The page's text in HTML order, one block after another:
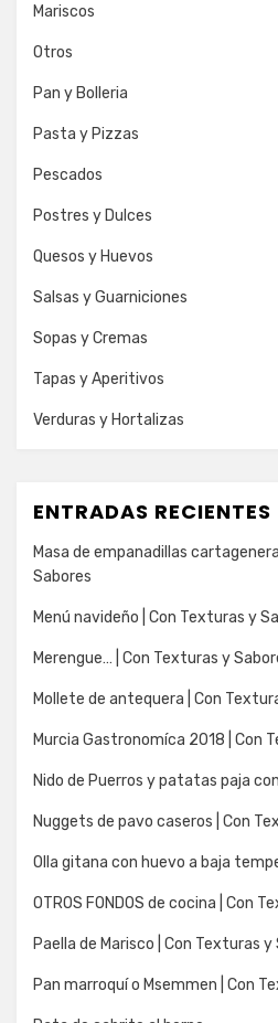
Mariscos
Otros
Pan y Bolleria
Pasta y Pizzas
Pescados
Postres y Dulces
Quesos y Huevos
Salsas y Guarniciones
Sopas y Cremas
Tapas y Aperitivos
Verduras y Hortalizas
ENTRADAS RECIENTES
Masa de empanadillas
Sabores
Menú navideño | Con Texturas y
Merengue… | Con Texturas y
Mollete de antequera | Con
Murcia Gastronomíca 2018 | Con
Nido de Puerros y patatas paja
Nuggets de pavo caseros | Con
Olla gitana con huevo a baja
OTROS FONDOS de cocina | Con
Paella de Marisco | Con Texturas y
Pan marroquí o Msemmen | Con